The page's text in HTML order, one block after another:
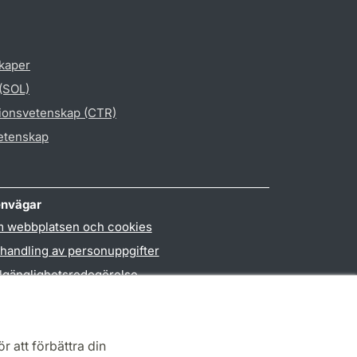
att förbättra din
(CTR)
webbplatsen och cookies
av personuppgifter